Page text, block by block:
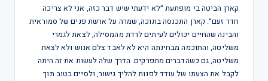
קארן הביטה בי מופתעת ״לא ידעתי שיש דבר כזה, אני לא צריכה
חדר זעם״. קארן התכנסה בתוכה, שמרה על ארשת פנים של סמוראית
והבינה שהחיים יכולים לעיתים לרדת מהמסילה, לצאת לגמרי
משליטה, והחוכמה מבחינתה היא לא לאבד צלם אנוש ולא לצאת
משליטה, גם כשהדברים מתפרקים. הדרך שלה לעשות את זה היתה
לקבל את הצעתו של עודד לפנות להליך גישור, ולסיים בטוב תוך